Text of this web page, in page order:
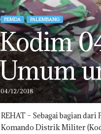
PEMDA PALEMBANG
04/12/2018
REHAT – Sebagai bagian
Komando Distrik Militer